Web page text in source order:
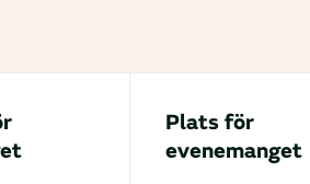
Plats för
evenemanget